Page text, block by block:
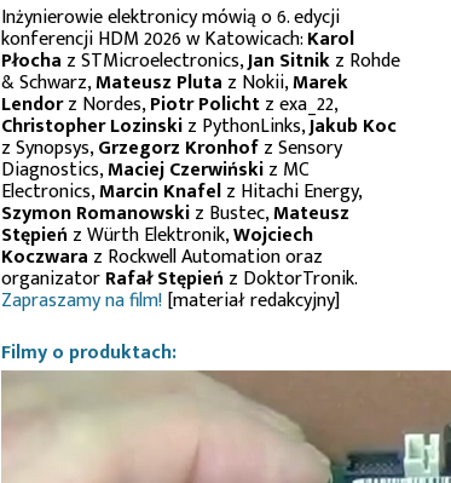
Inżynierowie elektronicy mówią o 6. edycji
konferencji HDM 2026 w Katowicach:Karol
Płocha z STMicroelectronics,Jan Sitnikz Rohde
& Schwarz,Mateusz Pluta z Nokii,Marek
Lendorz Nordes,Piotr Polichtz exa_22,
Christopher Lozinskiz PythonLinks,Jakub Koc
z Synopsys,Grzegorz Kronhofz Sensory
Diagnostics,Maciej Czerwińskiz MC
Electronics,Marcin Knafelz Hitachi Energy,
Szymon Romanowskiz Bustec,Mateusz
Stępień z Würth Elektronik,Wojciech
Koczwara z Rockwell Automation oraz
organizatorRafał Stępień z DoktorTronik.
Zapraszamy na film![materiał redakcyjny]
Filmy o produktach: